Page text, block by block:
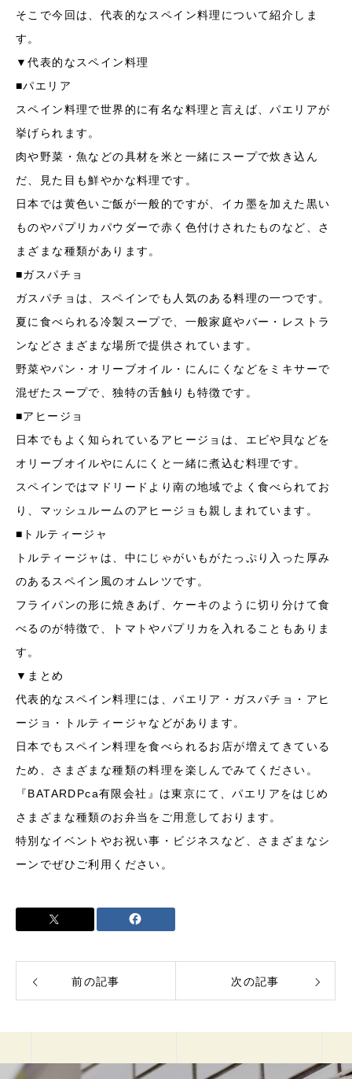
そこで今回は、代表的なスペイン料理について紹介しま
す。
▼代表的なスペイン料理
■パエリア
スペイン料理で世界的に有名な料理と言えば、パエリアが
挙げられます。
肉や野菜・魚などの具材を米と一緒にスープで炊き込ん
だ、見た目も鮮やかな料理です。
日本では黄色いご飯が一般的ですが、イカ墨を加えた黒い
ものやパプリカパウダーで赤く色付けされたものなど、さ
まざまな種類があります。
■ガスパチョ
ガスパチョは、スペインでも人気のある料理の一つです。
夏に食べられる冷製スープで、一般家庭やバー・レストラ
ンなどさまざまな場所で提供されています。
野菜やパン・オリーブオイル・にんにくなどをミキサーで
混ぜたスープで、独特の舌触りも特徴です。
■アヒージョ
日本でもよく知られているアヒージョは、エビや貝などを
オリーブオイルやにんにくと一緒に煮込む料理です。
スペインではマドリードより南の地域でよく食べられてお
り、マッシュルームのアヒージョも親しまれています。
■トルティージャ
トルティージャは、中にじゃがいもがたっぷり入った厚み
のあるスペイン風のオムレツです。
フライパンの形に焼きあげ、ケーキのように切り分けて食
べるのが特徴で、トマトやパプリカを入れることもありま
す。
▼まとめ
代表的なスペイン料理には、パエリア・ガスパチョ・アヒ
ージョ・トルティージャなどがあります。
日本でもスペイン料理を食べられるお店が増えてきている
ため、さまざまな種類の料理を楽しんでみてください。
『BATARDPca有限会社』は東京にて、パエリアをはじめ
さまざまな種類のお弁当をご用意しております。
特別なイベントやお祝い事・ビジネスなど、さまざまなシ
ーンでぜひご利用ください。
前の記事 次の記事